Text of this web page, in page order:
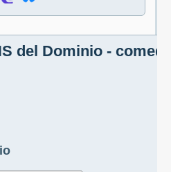
del Dominio -